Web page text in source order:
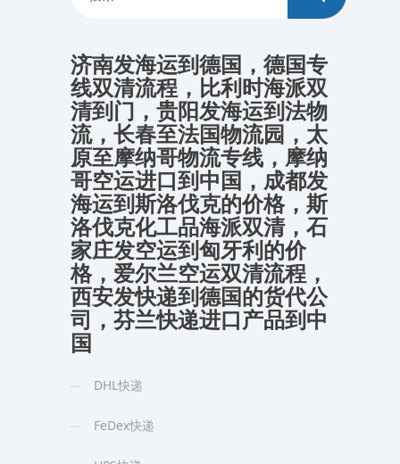
济南发海运到德国，德国专
线双清流程，比利时海派双
清到门，贵阳发海运到法物
流，长春至法国物流园，太
原至摩纳哥物流专线，摩纳
哥空运进口到中国，成都发
海运到斯洛伐克的价格，斯
洛伐克化工品海派双清，石
家庄发空运到匈牙利的价
格，爱尔兰空运双清流程，
西安发快递到德国的货代公
司，芬兰快递进口产品到中
国
DHL快递
FeDex快递